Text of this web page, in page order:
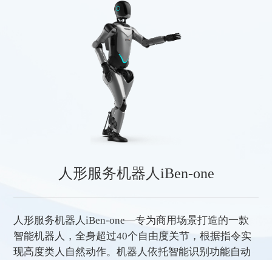
人形服务机器人iBen-one
人形服务机器人iBen-one—专为商用场景打造的一款
智能机器人，全身超过40个自由度关节，根据指令实
现高度类人自然动作。机器人依托智能识别功能自动